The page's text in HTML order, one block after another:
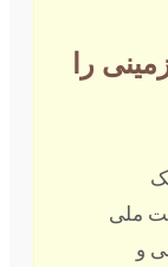
را
ملی
و